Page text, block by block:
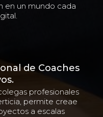
en un mundo cada
de Coaches
profesionales
permite creae
a escalas